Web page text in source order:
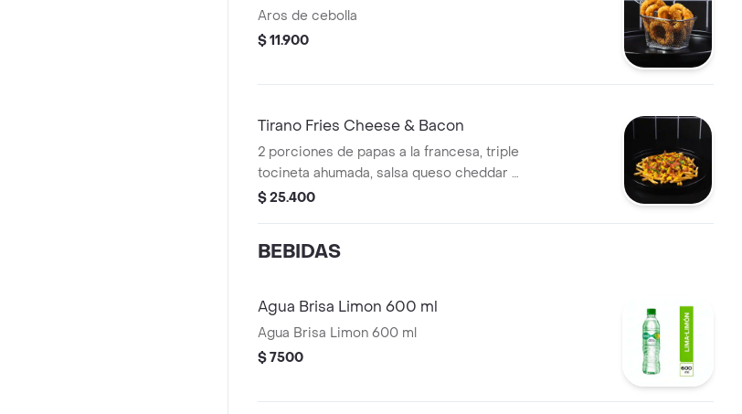
Aros de cebolla
$ 11.900
Tirano Fries Cheese & Bacon
2 porciones de papas a la francesa, triple
tocineta ahumada, salsa queso cheddar y
cebollin.
$ 25.400
BEBIDAS
Agua Brisa Limon 600 ml
Agua Brisa Limon 600 ml
$ 7500